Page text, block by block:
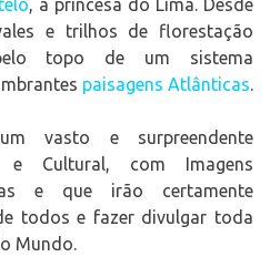
, a princesa do Lima. Desde
e trilhos de florestação
topo de um sistema
paisagens Atlânticas.
vasto e surpreendente
e Cultural, com Imagens
e que irão certamente
todos e fazer divulgar toda
Mundo.